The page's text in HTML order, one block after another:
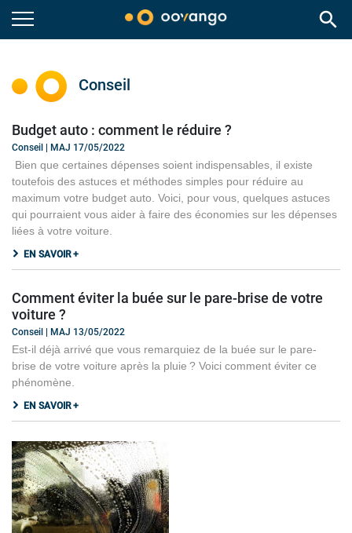
search
Conseil
Budget auto : comment le réduire ?
Conseil | MAJ 17/05/2022
Bien que certaines dépenses soient indispensables, il existe
toutefois des astuces et méthodes simples pour réduire au
maximum votre budget auto. Voici, pour vous, quelques astuces
qui pourraient vous aider à faire des économies sur les dépenses
liées à votre voiture.
EN SAVOIR +
Comment éviter la buée sur le pare-brise de votre
voiture ?
Conseil | MAJ 13/05/2022
Est-il déjà arrivé que vous remarquiez de la buée sur le pare-
brise de votre voiture après la pluie ? Voici comment éviter ce
phénomène.
EN SAVOIR +